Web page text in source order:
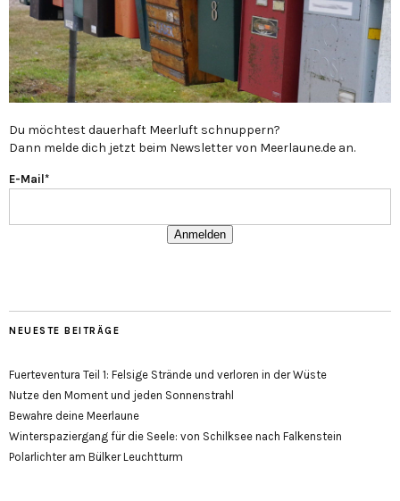
Du möchtest dauerhaft Meerluft schnuppern?
Dann melde dich jetzt beim Newsletter von Meerlaune.de an.
E-Mail*
Anmelden
NEUESTE BEITRÄGE
Fuerteventura Teil 1: Felsige Strände und verloren in der Wüste
Nutze den Moment und jeden Sonnenstrahl
Bewahre deine Meerlaune
Winterspaziergang für die Seele: von Schilksee nach Falkenstein
Polarlichter am Bülker Leuchtturm